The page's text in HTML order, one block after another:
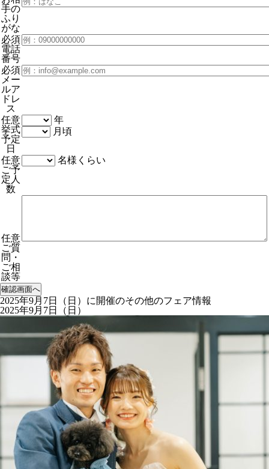
手の
ふり
がな
必須
電話
番号
必須
メー
ルア
ドレ
ス
任意
挙式
予定
日
年
月頃
任意
ご予
定人
数
名様くらい
任意
ご質
問・
ご相
談等
2025年9月7日（日）に開催のその他のフェア情報
2025年9月7日（日）